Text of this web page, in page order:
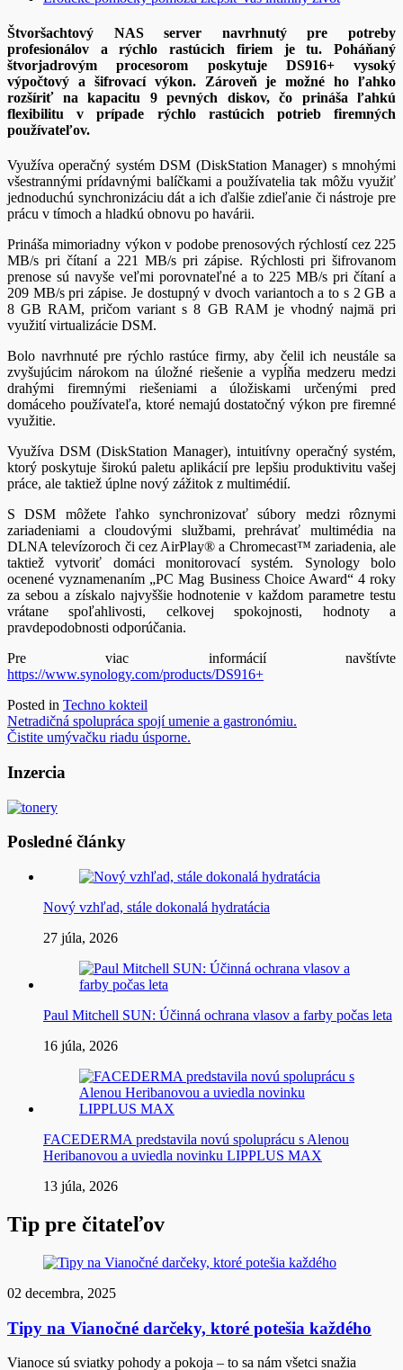
Štvoršachtový NAS server navrhnutý pre potreby
profesionálov a rýchlo rastúcich firiem je tu. Poháňaný
štvorjadrovým procesorom poskytuje DS916+ vysoký
výpočtový a šifrovací výkon. Zároveň je možné ho ľahko
rozšíriť na kapacitu 9 pevných diskov, čo prináša ľahkú
flexibilitu v prípade rýchlo rastúcich potrieb firemných
používateľov.
Využíva operačný systém DSM (DiskStation Manager) s mnohými
všestrannými prídavnými balíčkami a používatelia tak môžu využiť
jednoduchú synchronizáciu dát a ich ďalšie zdieľanie či nástroje pre
prácu v tímoch a hladkú obnovu po havárii.
Prináša mimoriadny výkon v podobe prenosových rýchlostí cez 225
MB/s pri čítaní a 221 MB/s pri zápise. Rýchlosti pri šifrovanom
prenose sú navyše veľmi porovnateľné a to 225 MB/s pri čítaní a
209 MB/s pri zápise. Je dostupný v dvoch variantoch a to s 2 GB a
8 GB RAM, pričom variant s 8 GB RAM je vhodný najmä pri
využití virtualizácie DSM.
Bolo navrhnuté pre rýchlo rastúce firmy, aby čelil ich neustále sa
zvyšujúcim nárokom na úložné riešenie a vypĺňa medzeru medzi
drahými firemnými riešeniami a úložiskami určenými pred
domáceho používateľa, ktoré nemajú dostatočný výkon pre firemné
využitie.
Využíva DSM (DiskStation Manager), intuitívny operačný systém,
ktorý poskytuje širokú paletu aplikácií pre lepšiu produktivitu vašej
práce, ale taktiež úplne nový zážitok z multimédií.
S DSM môžete ľahko synchronizovať súbory medzi rôznymi
zariadeniami a cloudovými službami, prehrávať multimédia na
DLNA televízoroch či cez AirPlay® a Chromecast™ zariadenia, ale
taktiež vytvoriť domáci monitorovací systém. Synology bolo
ocenené vyznamenaním „PC Mag Business Choice Award“ 4 roky
za sebou a získalo najvyššie hodnotenie v každom parametre testu
vrátane spoľahlivosti, celkovej spokojnosti, hodnoty a
pravdepodobnosti odporúčania.
Pre viac informácií navštívte
https://www.synology.com/products/DS916+
Posted in Techno kokteil
Navigácia
v
článku
Netradičná spolupráca spojí umenie a gastronómiu.
Čistite umývačku riadu úsporne.
Inzercia
Posledné články
Nový vzhľad, stále dokonalá hydratácia
27 júla, 2026
Paul Mitchell SUN: Účinná ochrana vlasov a farby počas leta
16 júla, 2026
FACEDERMA predstavila novú spoluprácu s Alenou
Heribanovou a uviedla novinku LIPPLUS MAX
13 júla, 2026
Tip pre čitateľov
02 decembra, 2025
Tipy na Vianočné darčeky, ktoré potešia každého
Vianoce sú sviatky pohody a pokoja – to sa nám všetci snažia